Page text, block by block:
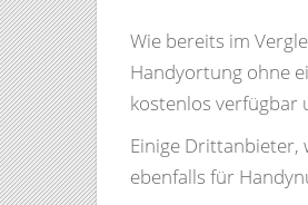
Wie bereits im
Handyortung ohne
kostenlos verfügbar
Einige Drittanbieter,
ebenfalls für